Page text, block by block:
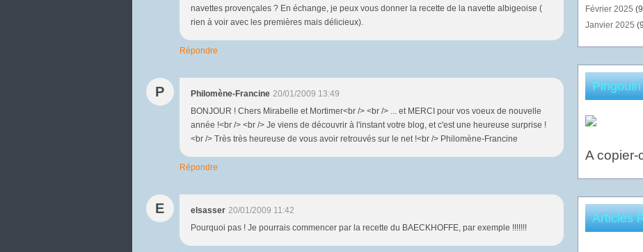
navettes provençales ? En échange, je peux vous donner la recette de la navette albigeoise (
rien à voir avec les premières mais délicieux).
Répondre
P Philomène-Francine 20/01/2009 13:49
BONJOUR ! Chers Mirabelle et Mortimer<br /> <br /> ... et MERCI pour vos voeux de nouvelle
année !<br /> <br /> Je viens de découvrir à l'instant votre blog, et c'est une heureuse surprise !
<br /> Très très heureuse de vous avoir retrouvés sur le net !<br /> Philomène-Francine
Répondre
E elsasser 20/01/2009 11:42
Pourquoi pas ! Je pourrais commencer par la recette du BAECKHOFFE, par exemple !!!!!!!
Février 2025
Janvier 2025
A copier-
Articles